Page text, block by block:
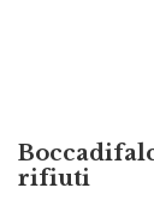
rifiuti